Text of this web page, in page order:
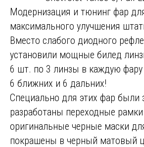
Модернизация и тюнинг фар
максимального улучшения
Вместо слабого диодного
установили мощные билед
6 шт. по 3 линзы в каждую фару
6 ближних и 6 дальних!
Специально для этих фар были
разработаны переходные
оригинальные черные маски
покрашены в черный матовый